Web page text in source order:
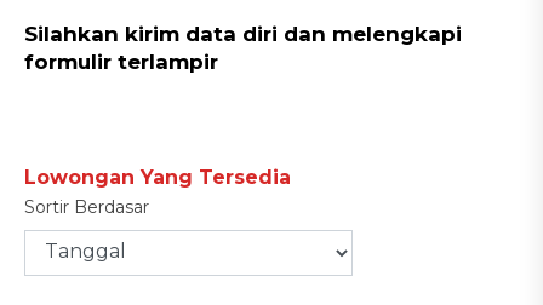
Silahkan kirim data diri dan melengkapi
formulir terlampir
Lowongan Yang Tersedia
Sortir Berdasar